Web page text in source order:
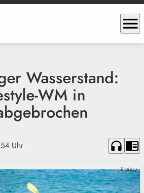
menu
Wasserstand:
WM in
Uhr headphones chrome_reader_mode
Pixabay